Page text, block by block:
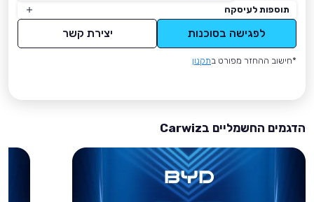
תוספות לעיסקה
לפגישה בסוכנות יצירת קשר
*חישוב ההחזר מפורט בתקנון
הדגמים החשמליים בCarwiz